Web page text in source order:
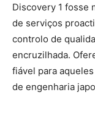
Discovery 1 fosse
de serviços
controlo de
encruzilhada.
fiável para
de engenharia